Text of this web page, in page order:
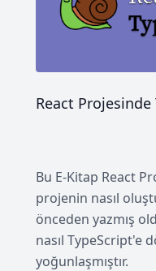
React Projesinde
Bu E-Kitap React
projenin nasıl
önceden yazmış
nasıl TypeScript'e
yoğunlaşmıştır.